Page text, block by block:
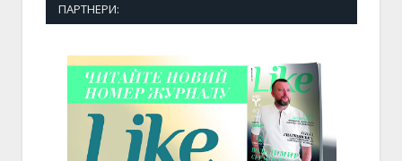
ПАРТНЕРИ: